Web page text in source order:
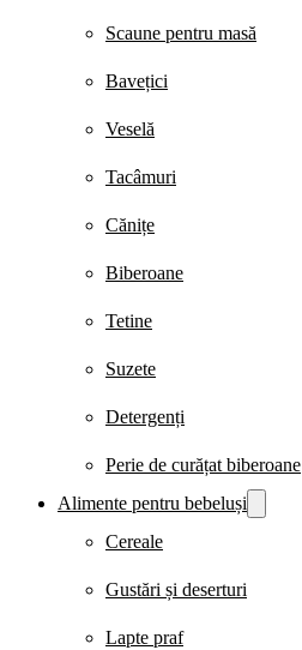
Scaune pentru masă
Bavețici
Veselă
Tacâmuri
Cănițe
Biberoane
Tetine
Suzete
Detergenți
Perie de curățat biberoane
Alimente pentru bebeluși
Cereale
Gustări și deserturi
Lapte praf